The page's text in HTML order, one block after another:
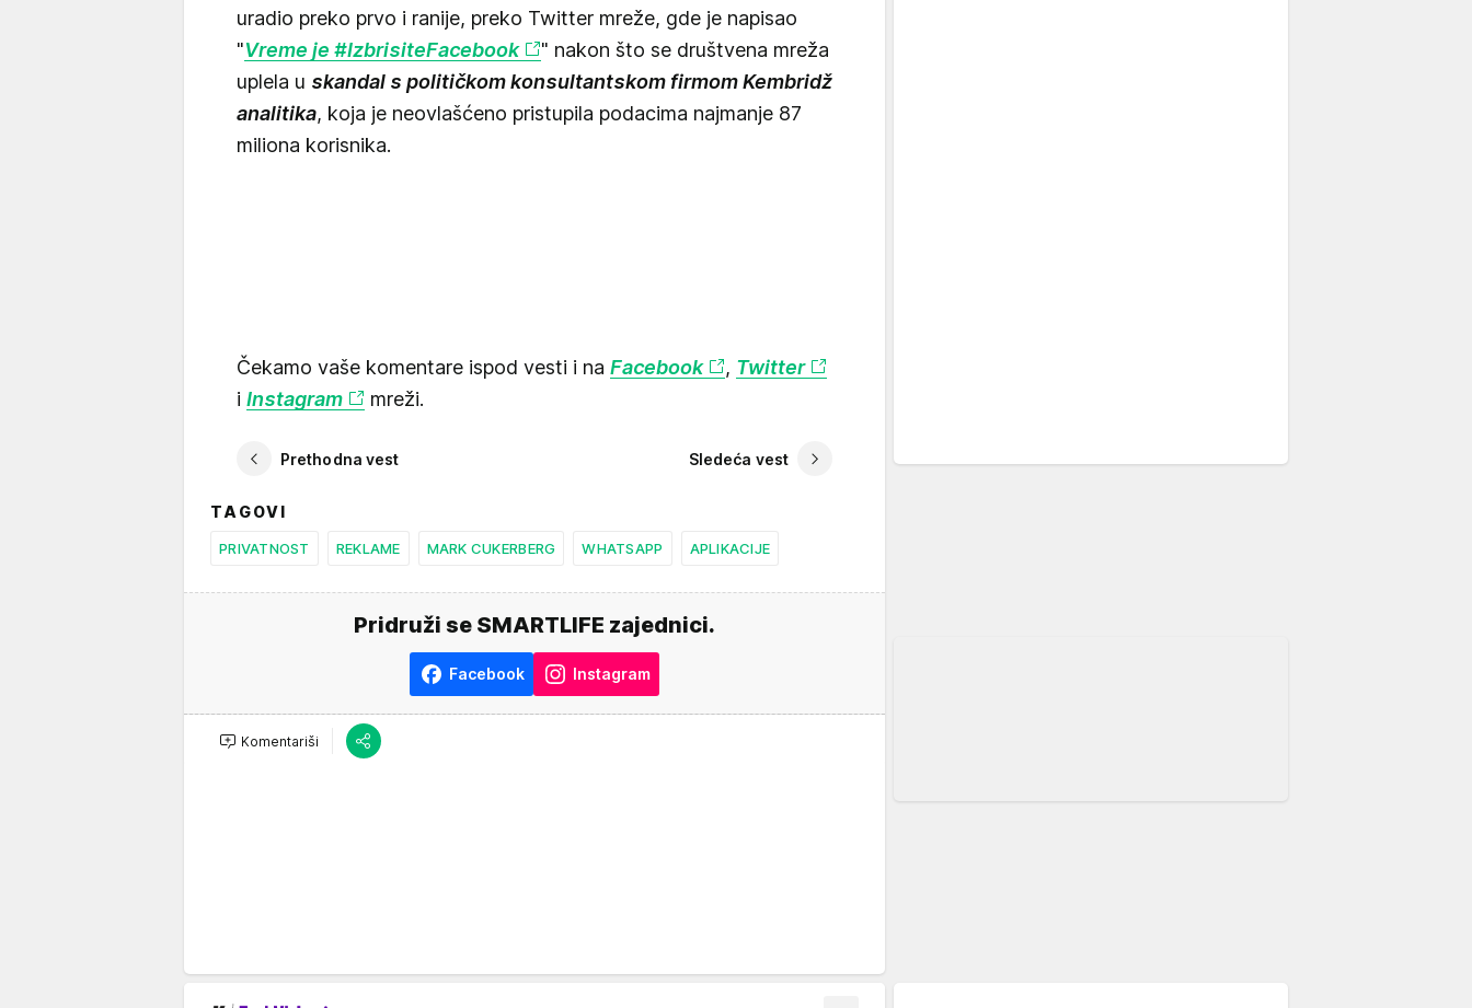
uradio preko prvo i ranije, preko Twitter mreže, gde je napisao
"Vreme je #IzbrisiteFacebook
" nakon što se društvena mreža
uplela u skandal s političkom konsultantskom firmom Kembridž
analitika, koja je neovlašćeno pristupila podacima najmanje 87
miliona korisnika.
Čekamo vaše komentare ispod vesti i na Facebook , Twitter
i Instagram mreži.
Prethodna vest Sledeća vest
TAGOVI
PRIVATNOST REKLAME MARK CUKERBERG WHATSAPP APLIKACIJE
Pridruži se SMARTLIFE zajednici.
Facebook Instagram
Komentariši